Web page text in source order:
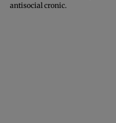
antisocial cronic.